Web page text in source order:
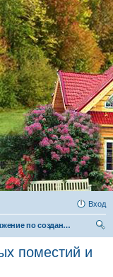
Вход
Движение по созданию родовых поместий и его деятельность
поместий и